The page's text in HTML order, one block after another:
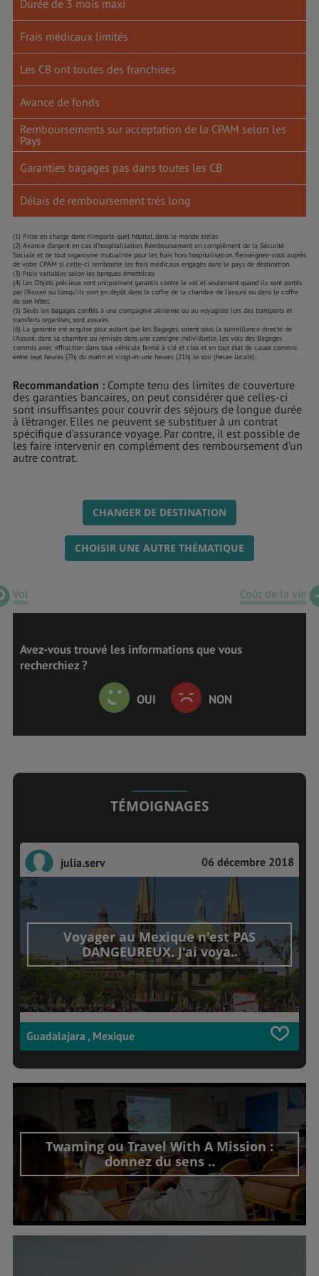
Durée de 3 mois maxi
Frais médicaux limités
Les CB ont toutes des franchises
Avance de fonds
Remboursements sur acceptation de la CPAM selon les
Pays
Garanties bagages pas dans toutes les CB
Délais de remboursement très long
(1) Prise en charge dans n’importe quel hôpital, dans le monde entier.
(2) Avance d’argent en cas d’hospitalisation. Remboursement en complément de la Sécurité
Sociale et de tout organisme mutualiste pour les frais hors hospitalisation. Renseignez-vous auprès
de votre CPAM si celle-ci rembourse les frais médicaux engagés dans le pays de destination.
(3) Frais variables selon les banques émettrices
(4) Les Objets précieux sont uniquement garantis contre le vol et seulement quand ils sont portés
par l’Assuré ou lorsqu’ils sont en dépôt dans le coffre de la chambre de l'assuré ou dans le coffre
de son hôtel.
(5) Seuls les bagages confiés à une compagnie aérienne ou au voyagiste lors des transports et
transferts organisés, sont assurés.
(6) La garantie est acquise pour autant que les Bagages, soient sous la surveillance directe de
l’Assuré, dans sa chambre ou remisés dans une consigne individuelle. Les vols des Bagages
commis avec effraction dans tout véhicule fermé à clé et clos et en tout état de cause commis
entre sept heures (7h) du matin et vingt-et-une heures (21h) le soir (heure locale).
Recommandation : Compte tenu des limites de couverture
des garanties bancaires, on peut considérer que celles-ci
sont insuffisantes pour couvrir des séjours de longue durée
à l’étranger. Elles ne peuvent se substituer à un contrat
spécifique d’assurance voyage. Par contre, il est possible de
les faire intervenir en complément des remboursement d’un
autre contrat.
CHANGER DE DESTINATION
CHOISIR UNE AUTRE THÉMATIQUE
Vol Coût de la vie
Avez-vous trouvé les informations que vous
recherchiez ?
OUI NON
TÉMOIGNAGES
julia.serv 06 décembre 2018
Voyager au Mexique n'est PAS
DANGEUREUX. J'ai voya..
Guadalajara , Mexique
Twaming ou Travel With A Mission :
donnez du sens ..